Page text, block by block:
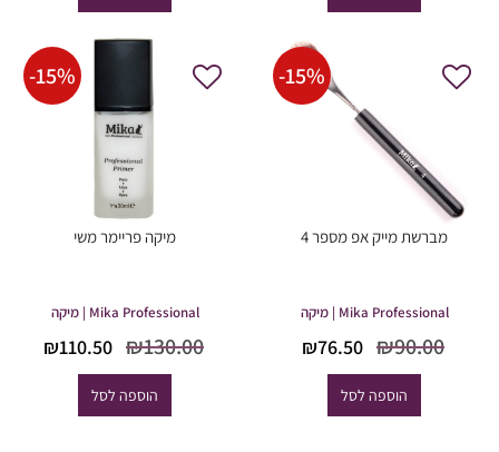
-15%
מברשת מייק אפ מספר 4
Mika Professional | מיקה
₪90.00
המחיר
היה:
₪90.00.
₪76.50
הוספה לסל
-15%
מיקה פריימר משי
Mika Professional | מיקה
₪130.00
המחיר
היה:
₪130.00.
₪110.50
הוספה לסל